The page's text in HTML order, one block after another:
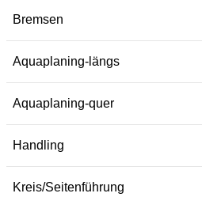
Bremsen
Aquaplaning-längs
Aquaplaning-quer
Handling
Kreis/Seitenführung